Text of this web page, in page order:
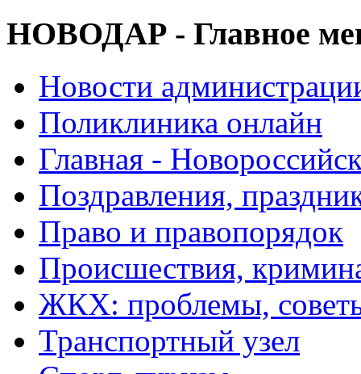
НОВОДАР - Главное
Новости
Поликлиника онлайн
Главная -
Поздравления,
Право и правопорядок
Происшествия,
ЖКХ: проблемы,
Транспортный узел